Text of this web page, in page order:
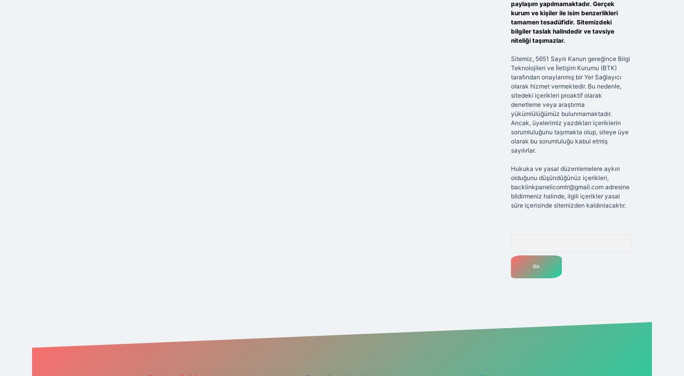
paylaşım yapılmamaktadır. Gerçek
kurum ve kişiler ile isim benzerlikleri
tamamen tesadüfidir. Sitemizdeki
bilgiler taslak halindedir ve tavsiye
niteliği taşımazlar.
Sitemiz, 5651 Sayılı Kanun gereğince Bilgi
Teknolojileri ve İletişim Kurumu (BTK)
tarafından onaylanmış bir Yer Sağlayıcı
olarak hizmet vermektedir. Bu nedenle,
sitedeki içerikleri proaktif olarak
denetleme veya araştırma
yükümlülüğümüz bulunmamaktadır.
Ancak, üyelerimiz yazdıkları içeriklerin
sorumluluğunu taşımakta olup, siteye üye
olarak bu sorumluluğu kabul etmiş
sayılırlar.
Hukuka ve yasal düzenlemelere aykırı
olduğunu düşündüğünüz içerikleri,
backlinkpanelicomtr@gmail.comadresine
bildirmeniz halinde, ilgili içerikler yasal
süre içerisinde sitemizden kaldırılacaktır.